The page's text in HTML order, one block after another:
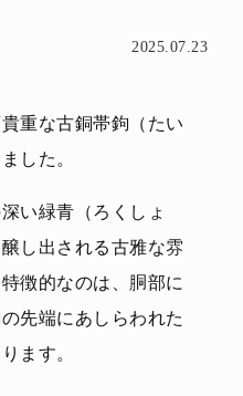
2025.07.23
重な古銅帯鉤（たい
した。
い緑青（ろくしょ
し出される古雅な雰
徴的なのは、胴部に
先端にあしらわれた
ます。